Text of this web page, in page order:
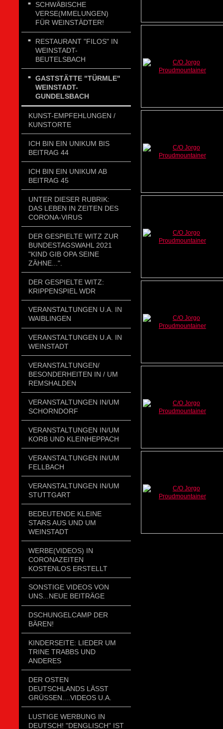
SCHWÄBISCHE
VERSE(MMELUNGEN)
FÜR WEINSTÄDTER!
RESTAURANT "FILOS" IN
WEINSTADT-
BEUTELSBACH
GASTSTÄTTE "TÜRMLE"
WEINSTADT-
GUNDELSBACH
KUNST-EMPFEHLUNGEN /
KUNSTORTE
ICH BIN EIN UNIKUM BIS
BEITRAG 44
ICH BIN EIN UNIKUM AB
BEITRAG 45
UNTER DIESER RUBRIK:
DAS LEBEN IN ZEITEN DES
CORONA-VIRUS
DER GESPIELTE WITZ ZUR
BUNDESTAGSWAHL 2021
"KIND GIB OPA SEINE
ZÄHNE...".
DER GESPIELTE WITZ:
KRIPPENSPIEL WDR
VERANSTALTUNGEN U.A. IN
WAIBLINGEN
VERANSTALTUNGEN U.A. IN
WEINSTADT
VERANSTALTUNGEN/
BESONDERHEITEN IN / UM
REMSHALDEN
VERANSTALTUNGEN IN/UM
SCHORNDORF
VERANSTALTUNGEN IN/UM
KORB UND KLEINHEPPACH
VERANSTALTUNGEN IN/UM
FELLBACH
VERANSTALTUNGEN IN/UM
STUTTGART
BEDEUTENDE KLEINE
STARS AUS UND UM
WEINSTADT
WERBE(VIDEOS) IN
CORONAZEITEN
KOSTENLOS ERSTELLT
SONSTIGE VIDEOS VON
UNS...NEUE BEITRÄGE
DSCHUNGELCAMP DER
BÄREN!
KINDERSEITE: LIEDER UM
TRINE TRABBS UND
ANDERES
DER OSTEN
DEUTSCHLANDS LÄSST
GRÜSSEN....VIDEOS U.A.
LUSTIGE WERBUNG IN
DEUTSCH! "DENGLISCH" IST